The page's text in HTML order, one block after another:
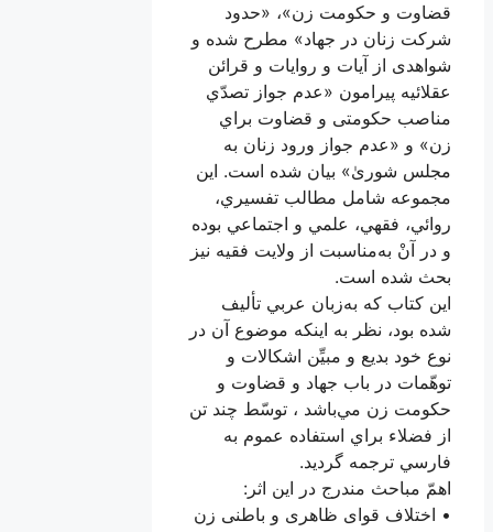
قضاوت و حکومت زن»، «حدود
شرکت زنان در جهاد» مطرح شده و
شواهدی از آیات و روایات و قرائن
عقلائیه پیرامون «عدم‌ جواز تصدّي‌
مناصب‌ حكومتی‌ و قضاوت‌ براي‌
زن»‌ و «عدم‌ جواز ورود زنان‌ به‌
مجلس‌ شوریٰ»‌ بيان‌ شده‌ است‌. اين‌
مجموعه‌ شامل‌ مطالب‌ تفسيري‌،
روائي‌، فقهي‌، علمي‌ و اجتماعي‌ بوده‌
و در آن‌ْ به‌مناسبت‌ از ولايت‌ فقيه‌ نيز
بحث‌ شده‌ است‌.
اين كتاب كه‌ به‌زبان‌ عربي‌ تأليف‌
شده‌ بود، نظر به‌ اينكه‌ موضوع‌ آن در
نوع‌ خود بديع‌ و مبيِّن‌ اشكالات‌ و
توهّمات‌ در باب‌ جهاد و قضاوت‌ و
حكومت‌ زن‌ مي‌باشد ، توسّط‌ چند تن
از فضلاء براي‌ استفاده عموم‌ به‌
فارسي‌ ترجمه‌ گرديد.
اهمّ مباحث مندرج در این اثر:
• اختلاف قوای ظاهری و باطنی زن